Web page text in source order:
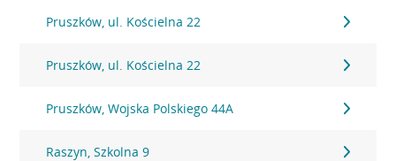
Pruszków, ul. Kościelna 22
Pruszków, ul. Kościelna 22
Pruszków, Wojska Polskiego 44A
Raszyn, Szkolna 9